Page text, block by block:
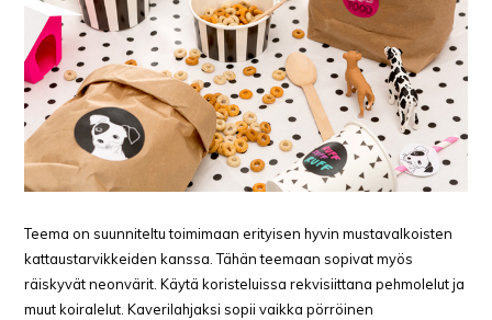
Teema on suunniteltu toimimaan erityisen hyvin mustavalkoisten
kattaustarvikkeiden kanssa. Tähän teemaan sopivat myös
räiskyvät neonvärit. Käytä koristeluissa rekvisiittana pehmolelut ja
muut koiralelut. Kaverilahjaksi sopii vaikka pörröinen